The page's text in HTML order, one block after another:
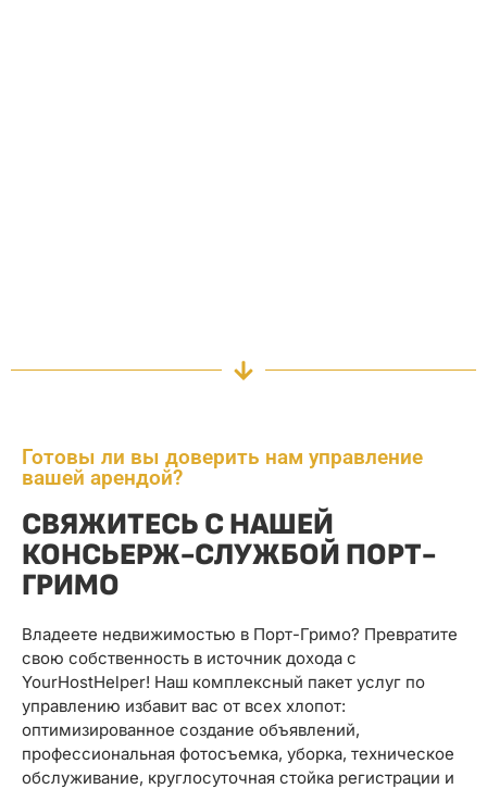
Готовы ли вы доверить нам управление
вашей арендой?
СВЯЖИТЕСЬ С НАШЕЙ
КОНСЬЕРЖ-СЛУЖБОЙ ПОРТ-
ГРИМО
Владеете недвижимостью в Порт-Гримо? Превратите
свою собственность в источник дохода с
YourHostHelper! Наш комплексный пакет услуг по
управлению избавит вас от всех хлопот:
оптимизированное создание объявлений,
профессиональная фотосъемка, уборка, техническое
обслуживание, круглосуточная стойка регистрации и